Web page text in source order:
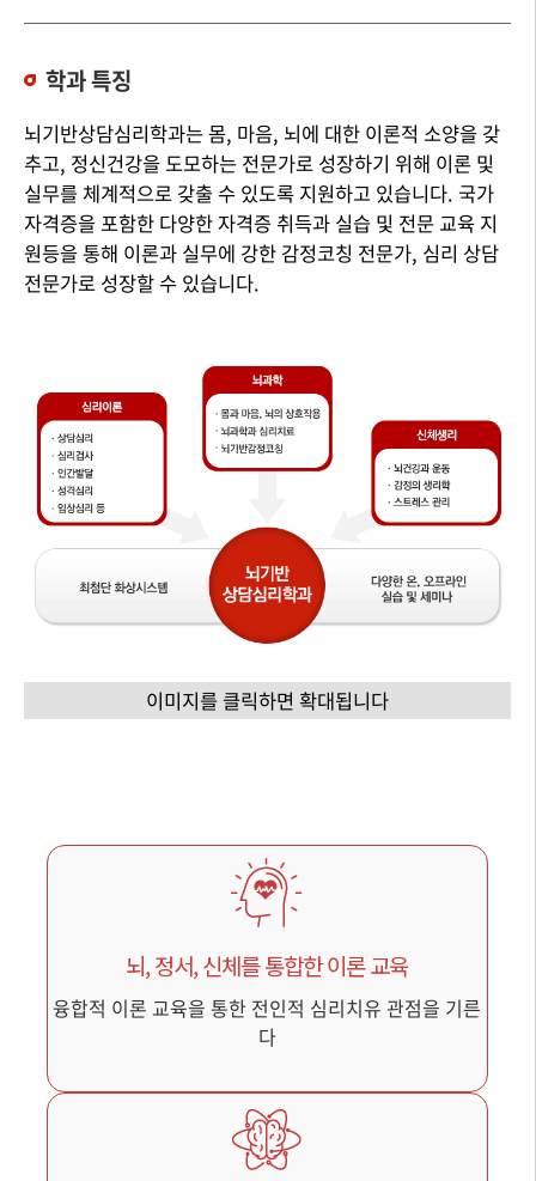
학과 특징
뇌기반상담심리학과는 몸, 마음, 뇌에 대한 이론적 소양을 갖
추고, 정신건강을 도모하는 전문가로 성장하기 위해 이론 및
실무를 체계적으로 갖출 수 있도록 지원하고 있습니다. 국가
자격증을 포함한 다양한 자격증 취득과 실습 및 전문 교육 지
원등을 통해 이론과 실무에 강한 감정코칭 전문가, 심리 상담
전문가로 성장할 수 있습니다.
이미지를 클릭하면 확대됩니다
뇌, 정서, 신체를 통합한 이론 교육
융합적 이론 교육을 통한 전인적 심리치유 관점을 기른
다